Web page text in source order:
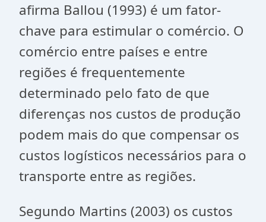
afirma Ballou (1993) é um fator-
chave para estimular o comércio. O
comércio entre países e entre
regiões é frequentemente
determinado pelo fato de que
diferenças nos custos de produção
podem mais do que compensar os
custos logísticos necessários para o
transporte entre as regiões.
Segundo Martins (2003) os custos